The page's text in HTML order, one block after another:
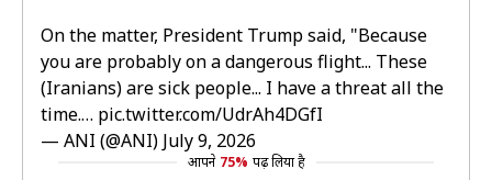
On the matter, President Trump said, "Because
you are probably on a dangerous flight... These
(Iranians) are sick people... I have a threat all the
time.… pic.twitter.com/UdrAh4DGfI
— ANI (@ANI) July 9, 2026
आपने 75% पढ़ लिया है